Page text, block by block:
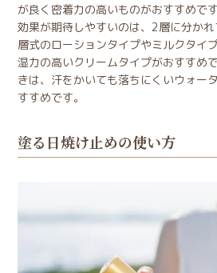
が良く密着力の高いものがおすすめで
効果が期待しやすいのは、2層に分か
層式のローションタイプやミルクタイ
湿力の高いクリームタイプがおすすめ
きは、汗をかいても落ちにくいウォー
すすめです。
塗る日焼け止めの使い方